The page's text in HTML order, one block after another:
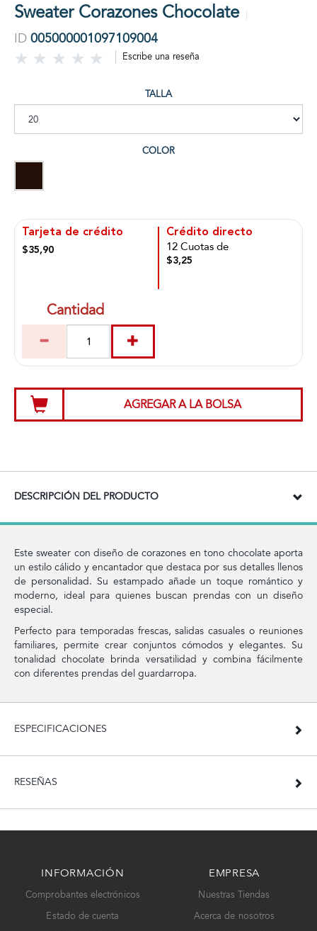
Sweater Corazones Chocolate
ID 005000001097109004
Escribe una reseña
TALLA
COLOR
Tarjeta de crédito
$35,90
Crédito directo
12 Cuotas de
$3,25
Cantidad
AGREGAR A LA BOLSA
DESCRIPCIÓN DEL PRODUCTO
Este sweater con diseño de corazones en tono chocolate aporta
un estilo cálido y encantador que destaca por sus detalles llenos
de personalidad. Su estampado añade un toque romántico y
moderno, ideal para quienes buscan prendas con un diseño
especial.
Perfecto para temporadas frescas, salidas casuales o reuniones
familiares, permite crear conjuntos cómodos y elegantes. Su
tonalidad chocolate brinda versatilidad y combina fácilmente
con diferentes prendas del guardarropa.
ESPECIFICACIONES
RESEÑAS
INFORMACIÓN
Comprobantes electrónicos
Estado de cuenta
EMPRESA
Nuestras Tiendas
Acerca de nosotros